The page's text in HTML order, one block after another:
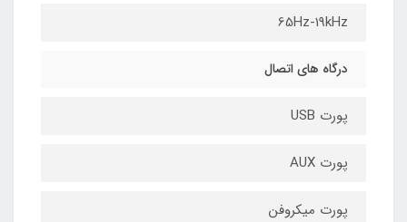
65Hz-19kHz
درگاه های اتصال
پورت USB
پورت AUX
پورت میکروفن